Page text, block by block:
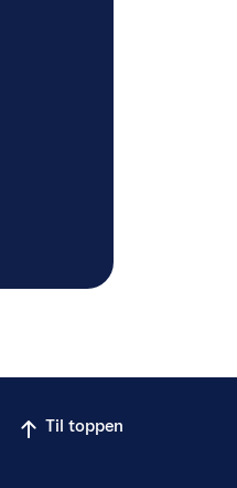
Til toppen